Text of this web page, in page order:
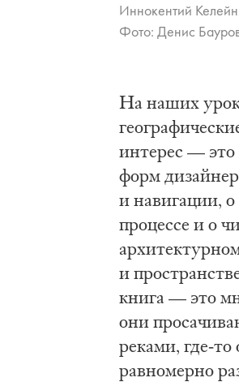
Иннокентий
Фото: Денис
На наших
интерес — это
форм
и навигации,
процессе и о
и
книга — это
они
реками, где-
равномерно